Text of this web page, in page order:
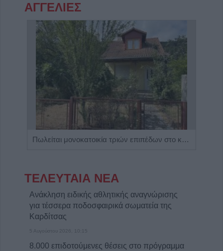
ΑΓΓΕΛΙΕΣ
Πωλείται μονοκατοικία τριών επιπέδων στο καταπράσινο Πευκόφυτο Καρδίτσας
ΤΕΛΕΥΤΑΙΑ ΝΕΑ
Ανάκληση ειδικής αθλητικής αναγνώρισης
για τέσσερα ποδοσφαιρικά σωματεία της
Καρδίτσας
5 Αυγούστου 2026, 10:15
8.000 επιδοτούμενες θέσεις στο πρόγραμμα